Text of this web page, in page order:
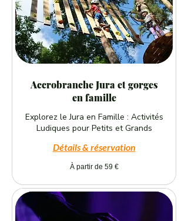
Accrobranche Jura et gorges
en famille
Explorez le Jura en Famille : Activités
Ludiques pour Petits et Grands
Détails & réservation
59
euros
À partir de 59 €